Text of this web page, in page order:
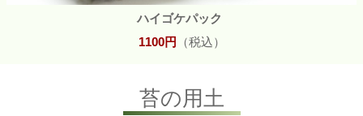
ハイゴケパック
1100円 （税込）
苔の用土